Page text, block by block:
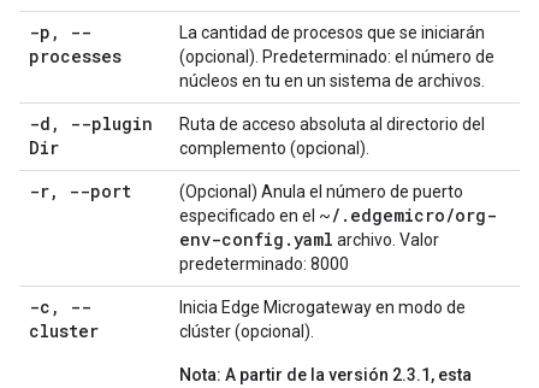
-p ,
--
processes
La cantidad de procesos que se iniciarán
(opcional). Predeterminado: el número de
núcleos en tu en un sistema de archivos.
-d ,
--plugin
Dir
Ruta de acceso absoluta al directorio del
complemento (opcional).
-r, --port
(Opcional) Anula el número de puerto
especificado en el ~/ . edgemicro/org-
env-config .yaml archivo. Valor
predeterminado: 8000
-c ,
--
cluster
Inicia Edge Microgateway en modo de
clúster (opcional).
Nota: A partir de la versión 2.3.1, esta